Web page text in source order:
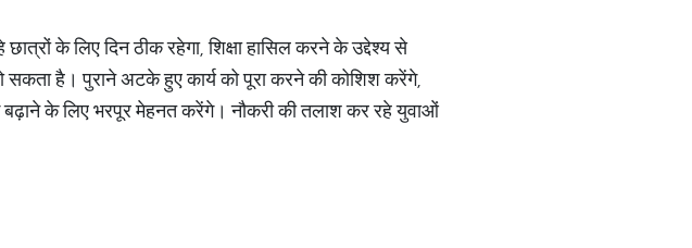
के लिए दिन ठीक रहेगा, शिक्षा हासिल करने के उद्देश्य से
है। पुराने अटके हुए कार्य को पूरा करने की कोशिश करेंगे,
के लिए भरपूर मेहनत करेंगे। नौकरी की तलाश कर रहे युवाओं